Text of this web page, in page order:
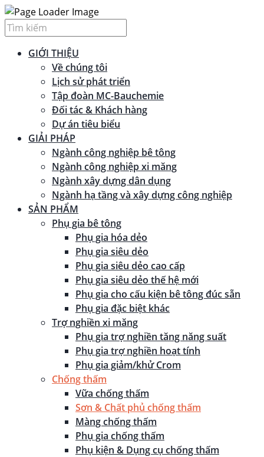
GIỚI THIỆU
Về chúng tôi
Lịch sử phát triển
Tập đoàn MC-Bauchemie
Đối tác & Khách hàng
Dự án tiêu biểu
GIẢI PHÁP
Ngành công nghiệp bê tông
Ngành công nghiệp xi măng
Ngành xây dựng dân dụng
Ngành hạ tầng và xây dựng công nghiệp
SẢN PHẨM
Phụ gia bê tông
Phụ gia hóa dẻo
Phụ gia siêu dẻo
Phụ gia siêu dẻo cao cấp
Phụ gia siêu dẻo thế hệ mới
Phụ gia cho cấu kiện bê tông đúc sẵn
Phụ gia đặc biệt khác
Trợ nghiền xi măng
Phụ gia trợ nghiền tăng năng suất
Phụ gia trợ nghiền hoạt tính
Phụ gia giảm/khử Crom
Chống thấm
Vữa chống thấm
Sơn & Chất phủ chống thấm
Màng chống thấm
Phụ gia chống thấm
Phụ kiện & Dụng cụ chống thấm